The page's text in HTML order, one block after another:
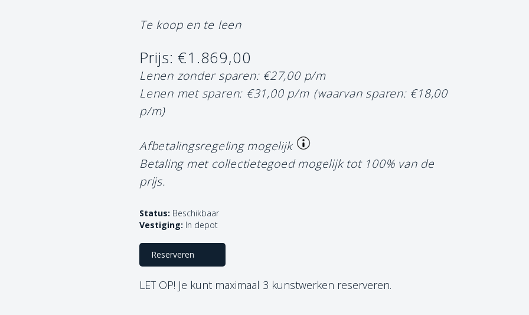
Te koop en te leen
Prijs: €1.869,00
Lenen zonder sparen: €27,00 p/m
Lenen met sparen: €31,00 p/m (waarvan sparen: €18,00
p/m)
Afbetalingsregeling mogelijk
Betaling met collectietegoed mogelijk tot 100% van de
prijs.
Status: Beschikbaar
Vestiging: In depot
Reserveren
LET OP! Je kunt maximaal 3 kunstwerken reserveren.